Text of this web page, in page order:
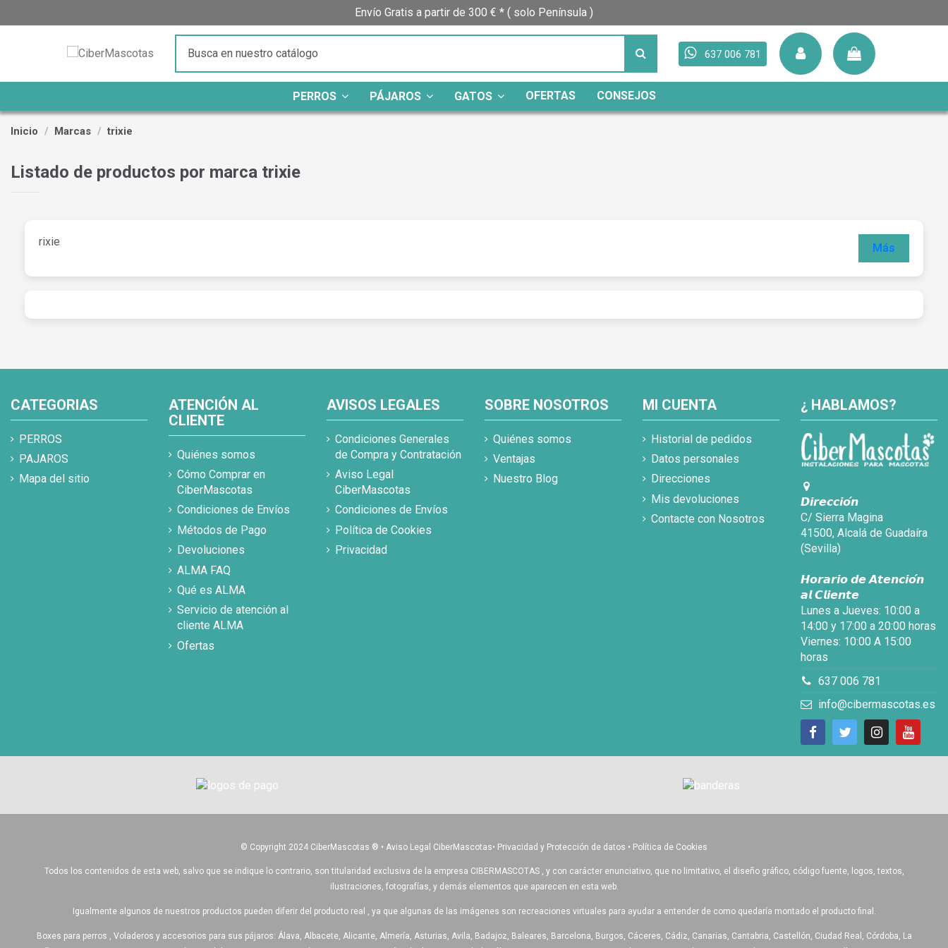
Envío Gratis a partir de 300 € * ( solo Península )
637 006 781
PERROS PÁJAROS GATOS OFERTAS CONSEJOS
Inicio Marcas trixie
Listado de productos por marca trixie
rixie Más
CATEGORIAS
PERROS
PAJAROS
Mapa del sitio
ATENCIÓN AL
CLIENTE
Quiénes somos
Cómo Comprar en
CiberMascotas
Condiciones de Envíos
Métodos de Pago
Devoluciones
ALMA FAQ
Qué es ALMA
Servicio de atención al
cliente ALMA
Ofertas
AVISOS LEGALES
Condiciones Generales
de Compra y Contratación
Aviso Legal
CiberMascotas
Condiciones de Envíos
Política de Cookies
Privacidad
SOBRE NOSOTROS
Quiénes somos
Ventajas
Nuestro Blog
MI CUENTA
Historial de pedidos
Datos personales
Direcciones
Mis devoluciones
Contacte con Nosotros
¿ HABLAMOS?
𝘿𝙞𝙧𝙚𝙘𝙘𝙞𝙤́𝙣
C/ Sierra Magina
41500, Alcalá de Guadaíra
(Sevilla)
𝙃𝙤𝙧𝙖𝙧𝙞𝙤 𝙙𝙚 𝘼𝙩𝙚𝙣𝙘𝙞𝙤́𝙣
𝙖𝙡 𝘾𝙡𝙞𝙚𝙣𝙩𝙚
Lunes a Jueves: 10:00 a
14:00 y 17:00 a 20:00 horas
Viernes: 10:00 A 15:00
horas
637 006 781
info@cibermascotas.es
© Copyright 2024 CiberMascotas ® • Aviso Legal CiberMascotas• Privacidad y Protección de datos • Política de Cookies
Todos los contenidos de esta web, salvo que se indique lo contrario, son titularidad exclusiva de la empresa CIBERMASCOTAS , y con carácter enunciativo, que no limitativo, el diseño gráfico, código fuente, logos, textos,
ilustraciones, fotografías, y demás elementos que aparecen en esta web.
Igualmente algunos de nuestros productos pueden diferir del producto real , ya que algunas de las imágenes son recreaciones virtuales para ayudar a entender de como quedaría montado el producto final.
Boxes para perros , Voladeros y accesorios para sus pájaros: Álava, Albacete, Alicante, Almería, Asturias, Avila, Badajoz, Baleares, Barcelona, Burgos, Cáceres, Cádiz, Canarias, Cantabria, Castellón, Ciudad Real, Córdoba, La